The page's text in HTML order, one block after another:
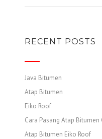
RECENT POSTS
Java Bitumen
Atap Bitumen
Eiko Roof
Cara Pasang Atap Bitumen
Atap Bitumen Eiko Roof